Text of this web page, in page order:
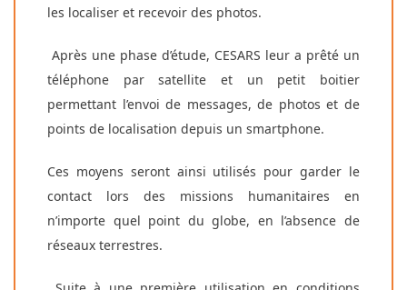
les localiser et recevoir des photos.
Après une phase d’étude, CESARS leur a prêté un
téléphone par satellite et un petit boitier
permettant l’envoi de messages, de photos et de
points de localisation depuis un smartphone.
Ces moyens seront ainsi utilisés pour garder le
contact lors des missions humanitaires en
n’importe quel point du globe, en l’absence de
réseaux terrestres.